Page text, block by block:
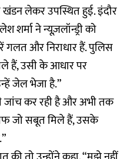
लेकर उपस्थित हुई. इंदौर
शर्मा ने न्यूज़लॉन्ड्री को
गलत और निराधार हैं. पुलिस
हैं, उसी के आधार पर
जेल भेजा है.”
जांच कर रही है और अभी तक
जो सबूत मिले हैं, उसके